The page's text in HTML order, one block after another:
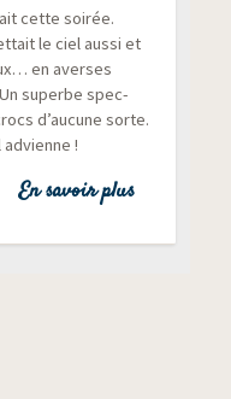
cette soi­rée.
le ciel aus­si et
en averses
superbe spec­
d’aucune sorte.
!
En savoir plus